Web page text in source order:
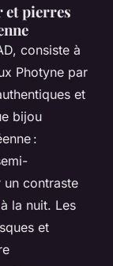
et pierres
consiste à
Photyne par
et
bijou
:
un contraste
la nuit. Les
et